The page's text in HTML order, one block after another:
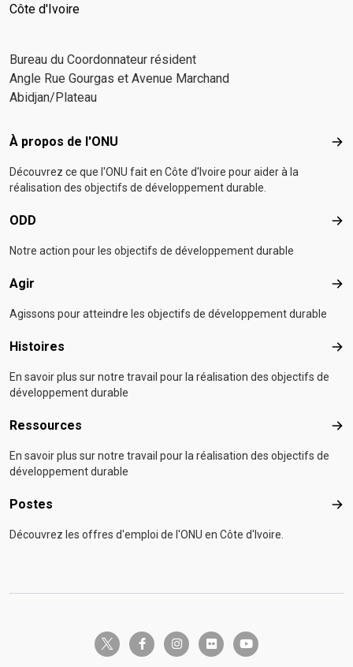
Côte d'Ivoire
Bureau du Coordonnateur résident
Angle Rue Gourgas et Avenue Marchand
Abidjan/Plateau
Footer menu
À propos de l'ONU À
Découvrez ce que l'ONU fait en Côte d'Ivoire pour aider à la
réalisation des objectifs de développement durable.
ODD
Notre action pour les objectifs de développement durable
Agir Agir
Agissons pour atteindre les objectifs de développement durable
Histoires
En savoir plus sur notre travail pour la réalisation des objectifs de
développement durable
Ressources
En savoir plus sur notre travail pour la réalisation des objectifs de
développement durable
Postes
Découvrez les offres d'emploi de l'ONU en Côte d'Ivoire.
twitter-x facebook-finstagramflickr youtube